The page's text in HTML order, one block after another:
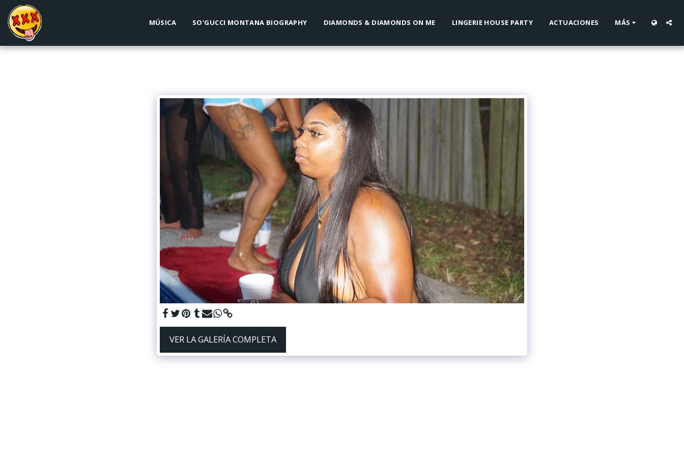
MÚSICA SO'GUCCI MONTANA BIOGRAPHY DIAMONDS & DIAMONDS ON ME LINGERIE HOUSE PARTY ACTUACIONES MÁS
VER LA GALERÍA COMPLETA